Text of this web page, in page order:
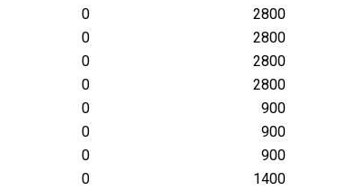
0
2800
0
2800
0
2800
0
2800
0
900
0
900
0
900
0
1400